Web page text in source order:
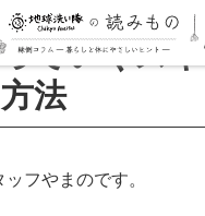
ていくス
法
フやまのです。